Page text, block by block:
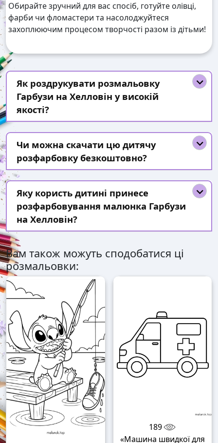
Обирайте зручний для вас спосіб, готуйте олівці,
фарби чи фломастери та насолоджуйтеся
захоплюючим процесом творчості разом із дітьми!
Як роздрукувати розмальовку
Гарбузи на Хелловін у високій
якості?
Чи можна скачати цю дитячу
розфарбовку безкоштовно?
Яку користь дитині принесе
розфарбовування малюнка Гарбузи
на Хелловін?
Вам також можуть сподобатися ці
розмальовки:
189
«Машина швидкої для